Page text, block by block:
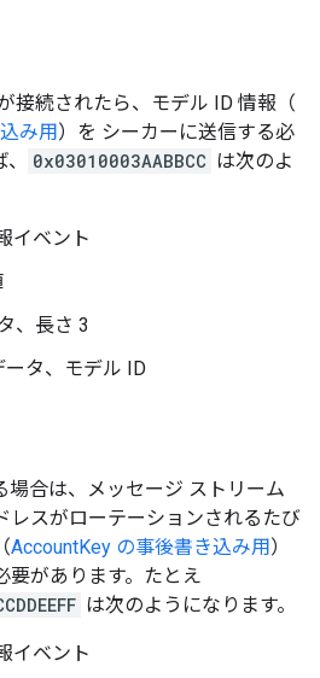
接続されたら、モデル ID 情報（
み用）を シーカーに送信する必
0x03010003AABBCC は次のよ
イベント
、長さ 3
ータ、モデル ID
場合は、メッセージ ストリーム
レスがローテーションされるたび
AccountKey の事後書き込み用）
要があります。たとえ
は次のようになります。
イベント